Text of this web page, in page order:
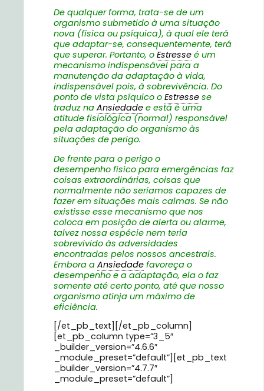
De qualquer forma, trata-se de um
organismo submetido à uma situação
nova (física ou psíquica), à qual ele terá
que adaptar-se, consequentemente, terá
que superar. Portanto, o Estresse é um
mecanismo indispensável para a
manutenção da adaptação à vida,
indispensável pois, à sobrevivência. Do
ponto de vista psíquico o Estresse se
traduz na Ansiedade e está é uma
atitude fisiológica (normal) responsável
pela adaptação do organismo às
situações de perigo.
De frente para o perigo o
desempenho físico para emergências faz
coisas extraordinárias, coisas que
normalmente não seríamos capazes de
fazer em situações mais calmas. Se não
existisse esse mecanismo que nos
coloca em posição de alerta ou alarme,
talvez nossa espécie nem teria
sobrevivido às adversidades
encontradas pelos nossos ancestrais.
Embora a Ansiedade favoreça o
desempenho e a adaptação, ela o faz
somente até certo ponto, até que nosso
organismo atinja um máximo de
eficiência.
[/et_pb_text][/et_pb_column]
[et_pb_column type=”3_5″
_builder_version=”4.6.6″
_module_preset=”default”][et_pb_text
_builder_version=”4.7.7″
_module_preset=”default”]